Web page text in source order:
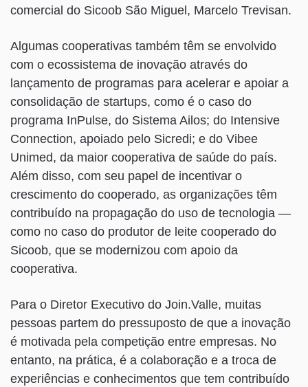
comercial do Sicoob São Miguel, Marcelo Trevisan.
Algumas cooperativas também têm se envolvido
com o ecossistema de inovação através do
lançamento de programas para acelerar e apoiar a
consolidação de startups, como é o caso do
programa InPulse, do Sistema Ailos; do Intensive
Connection, apoiado pelo Sicredi; e do Vibee
Unimed, da maior cooperativa de saúde do país.
Além disso, com seu papel de incentivar o
crescimento do cooperado, as organizações têm
contribuído na propagação do uso de tecnologia —
como no caso do produtor de leite cooperado do
Sicoob, que se modernizou com apoio da
cooperativa.
Para o Diretor Executivo do Join.Valle, muitas
pessoas partem do pressuposto de que a inovação
é motivada pela competição entre empresas. No
entanto, na prática, é a colaboração e a troca de
experiências e conhecimentos que tem contribuído